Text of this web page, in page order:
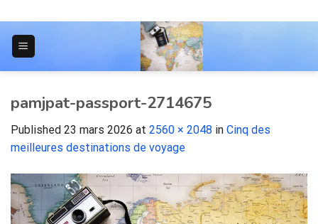
to
content
pamjpat-passport-2714675
Published 23 mars 2026 at 2560 × 2048 in Cinq des
meilleures destinations de voyage